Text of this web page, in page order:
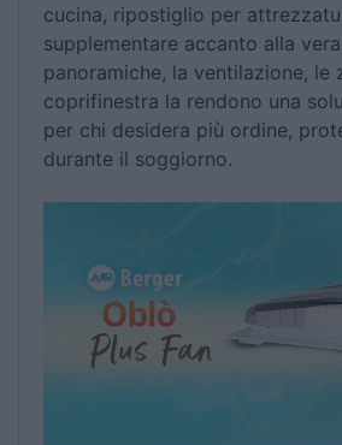
cucina, ripostiglio per
supplementare accanto alla
panoramiche, la ventilazione, le
coprifinestra la rendono una
per chi desidera più ordine,
durante il soggiorno.